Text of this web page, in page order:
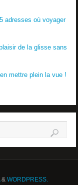
adresses où voyager
de la glisse sans
mettre plein la vue !
& WORDPRESS.